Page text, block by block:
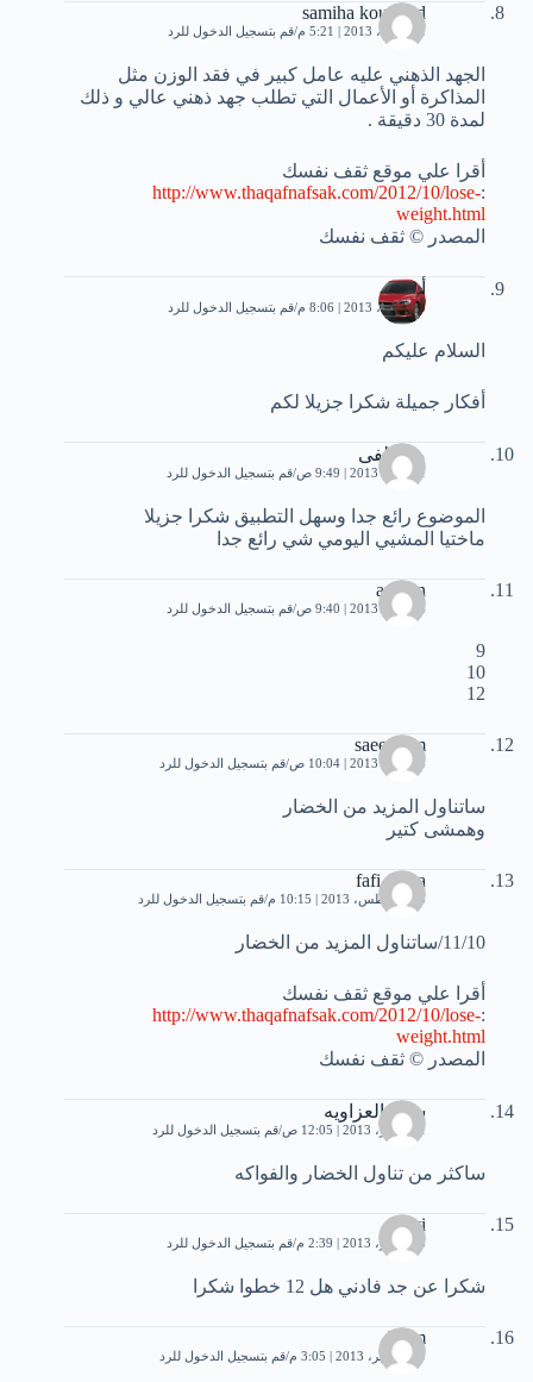
samiha kourchid
21 أبريل، 2013 | 5:21 م قم بتسجيل الدخول للرد
الجهد الذهني عليه عامل كبير في فقد الوزن مثل
المذاكرة أو الأعمال التي تطلب جهد ذهني عالي و ذلك
لمدة 30 دقيقة .
أقرا علي موقع ثقف نفسك
:
http://www.thaqafnafsak.com/2012/10/lose-
weight.html
المصدر © ثقف نفسك
أمير
23 أبريل، 2013 | 8:06 م قم بتسجيل الدخول للرد
السلام عليكم
أفكار جميلة شكرا جزيلا لكم
مصطفى
21 مايو، 2013 | 9:49 ص قم بتسجيل الدخول للرد
الموضوع رائع جدا وسهل التطبيق شكرا جزيلا
ماختيا المشيي اليومي شي رائع جدا
ayman
24 مايو، 2013 | 9:40 ص قم بتسجيل الدخول للرد
9
10
12
saeedrom
24 مايو، 2013 | 10:04 ص قم بتسجيل الدخول للرد
ساتناول المزيد من الخضار
وهمشى كتير
fafi maya
25 أغسطس، 2013 | 10:15 م قم بتسجيل الدخول للرد
11/10/ساتناول المزيد من الخضار
أقرا علي موقع ثقف نفسك
:
http://www.thaqafnafsak.com/2012/10/lose-
weight.html
المصدر © ثقف نفسك
سمر العزاويه
1 سبتمبر، 2013 | 12:05 ص قم بتسجيل الدخول للرد
ساكثر من تناول الخضار والفواكه
hevi
3 سبتمبر، 2013 | 2:39 م قم بتسجيل الدخول للرد
شكرا عن جد فادني هل 12 خطوا شكرا
islam
19 سبتمبر، 2013 | 3:05 م قم بتسجيل الدخول للرد